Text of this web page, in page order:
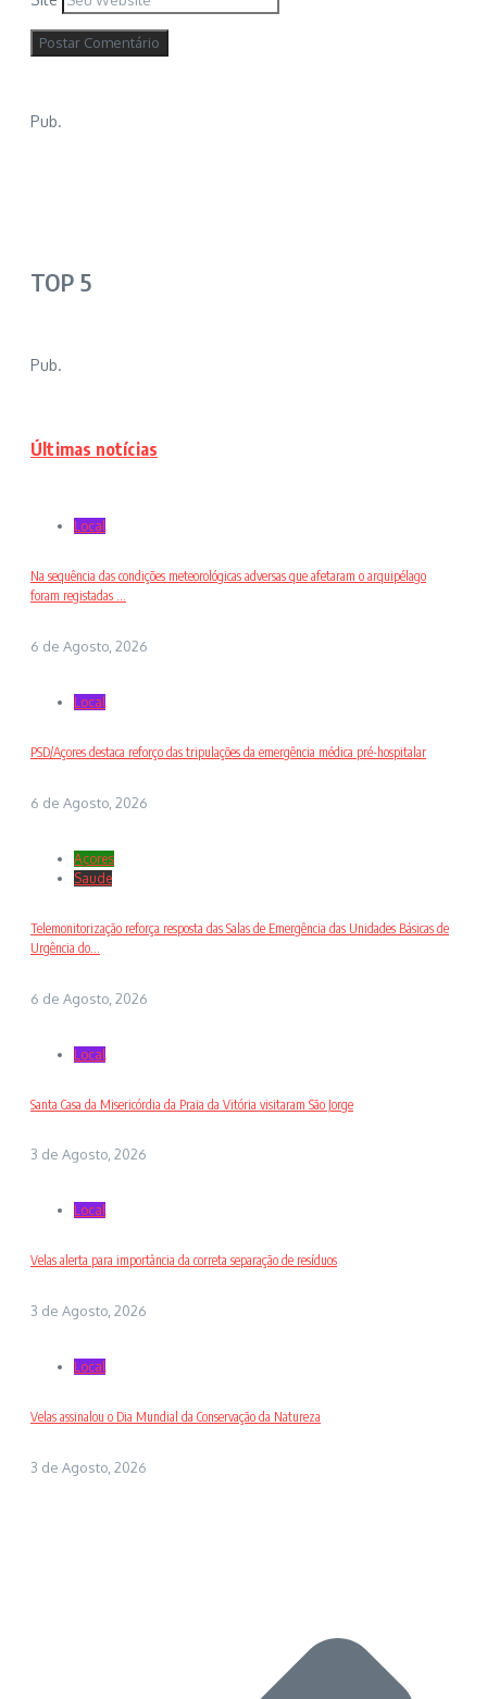
Pub.
TOP 5
Pub.
Últimas notícias
Local
Na sequência das condições meteorológicas adversas que afetaram o arquipélago
foram registadas ...
6 de Agosto, 2026
Local
PSD/Açores destaca reforço das tripulações da emergência médica pré-hospitalar
6 de Agosto, 2026
Açores
Saude
Telemonitorização reforça resposta das Salas de Emergência das Unidades Básicas de
Urgência do...
6 de Agosto, 2026
Local
Santa Casa da Misericórdia da Praia da Vitória visitaram São Jorge
3 de Agosto, 2026
Local
Velas alerta para importância da correta separação de resíduos
3 de Agosto, 2026
Local
Velas assinalou o Dia Mundial da Conservação da Natureza
3 de Agosto, 2026